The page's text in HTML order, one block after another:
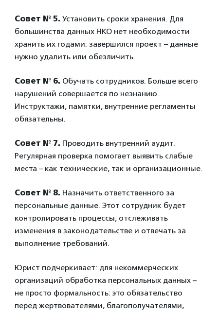
Совет № 5. Установить сроки хранения. Для
большинства данных НКО нет необходимости
хранить их годами: завершился проект – данные
нужно удалить или обезличить.
Совет № 6. Обучать сотрудников. Больше всего
нарушений совершается по незнанию.
Инструктажи, памятки, внутренние регламенты
обязательны.
Совет № 7. Проводить внутренний аудит.
Регулярная проверка помогает выявить слабые
места – как технические, так и организационные.
Совет № 8. Назначить ответственного за
персональные данные. Этот сотрудник будет
контролировать процессы, отслеживать
изменения в законодательстве и отвечать за
выполнение требований.
Юрист подчеркивает: для некоммерческих
организаций обработка персональных данных –
не просто формальность: это обязательство
перед жертвователями, благополучателями,